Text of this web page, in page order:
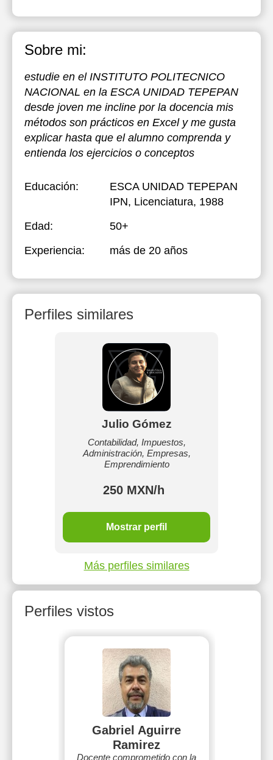
Sobre mi:
estudie en el INSTITUTO POLITECNICO
NACIONAL en la ESCA UNIDAD TEPEPAN
desde joven me incline por la docencia mis
métodos son prácticos en Excel y me gusta
explicar hasta que el alumno comprenda y
entienda los ejercicios o conceptos
Educación:
ESCA UNIDAD TEPEPAN
IPN, Licenciatura, 1988
Edad:
50+
Experiencia:
más de 20 años
Perfiles similares
Julio Gómez
Contabilidad, Impuestos,
Administración, Empresas,
Emprendimiento
250 MXN/h
Mostrar perfil
Más perfiles similares
Perfiles vistos
Gabriel Aguirre
Ramirez
Docente comprometido con la